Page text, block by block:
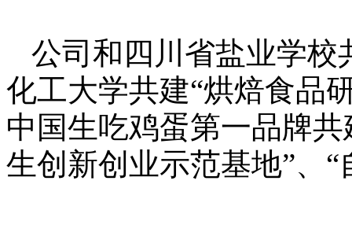
公司和四川省盐业学校
化工大学共建“烘焙食品
中国生吃鸡蛋第一品牌共
生创新创业示范基地”、 “